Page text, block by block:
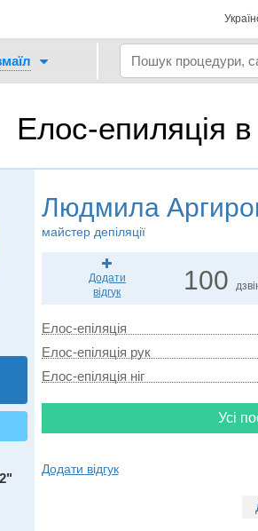
Елос-епиляція в
Людмила
майстер депіляції
Додати
відгук
100
Елос-епіляція
Елос-епіляція рук
Елос-епіляція ніг
Усі
Додати відгук